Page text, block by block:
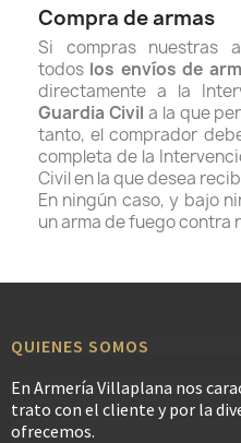
Compra de armas
Si compras nuestras
todos los envíos de
directamente a la
Guardia Civil a la que
tanto, el comprador
completa de la
Civil en la que desea
En ningún caso, y bajo
un arma de fuego contra
QUIENES SOMOS
En Armería Villaplana nos
trato con el cliente y por la
ofrecemos.